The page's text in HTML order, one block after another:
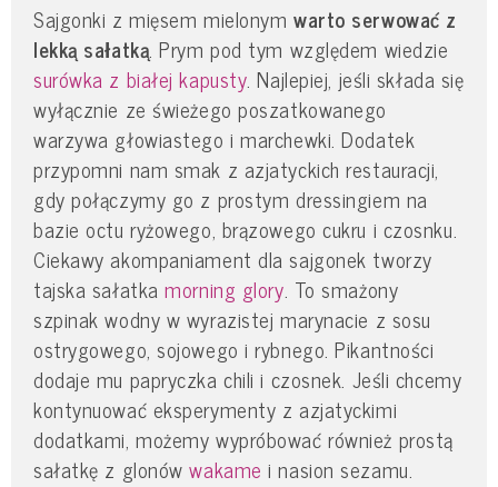
Sajgonki z mięsem mielonym warto serwować z
lekką sałatką. Prym pod tym względem wiedzie
surówka z białej kapusty. Najlepiej, jeśli składa się
wyłącznie ze świeżego poszatkowanego
warzywa głowiastego i marchewki. Dodatek
przypomni nam smak z azjatyckich restauracji,
gdy połączymy go z prostym dressingiem na
bazie octu ryżowego, brązowego cukru i czosnku.
Ciekawy akompaniament dla sajgonek tworzy
tajska sałatkamorning glory. To smażony
szpinak wodny w wyrazistej marynacie z sosu
ostrygowego, sojowego i rybnego. Pikantności
dodaje mu papryczka chili i czosnek. Jeśli chcemy
kontynuować eksperymenty z azjatyckimi
dodatkami, możemy wypróbować również prostą
sałatkę z glonówwakame i nasion sezamu.